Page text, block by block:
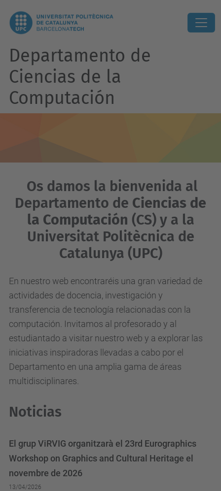
Departamento de
Ciencias de la
Computación
Os damos la bienvenida al
Departamento de Ciencias de
la Computación (CS) y a la
Universitat Politècnica de
Catalunya (UPC)
En nuestro web encontraréis una gran variedad de
actividades de docencia, investigación y
transferencia de tecnología relacionadas con la
computación. Invitamos al profesorado y al
estudiantado a visitar nuestro web y a explorar las
iniciativas inspiradoras llevadas a cabo por el
Departamento en una amplia gama de áreas
multidisciplinares.
Noticias
El grup ViRVIG organitzarà el 23rd Eurographics
Workshop on Graphics and Cultural Heritage el
novembre de 2026
13/04/2026